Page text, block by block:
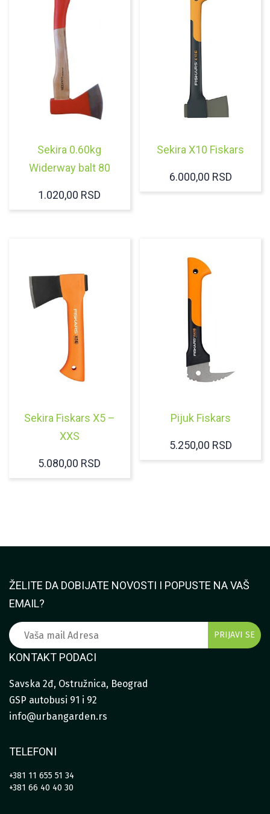
Sekira 0.60kg
Widerway balt 80
1.020,00 RSD
Sekira X10 Fiskars
6.000,00 RSD
Sekira Fiskars X5 –
XXS
5.080,00 RSD
Pijuk Fiskars
5.250,00 RSD
ŽELITE DA DOBIJATE NOVOSTI I POPUSTE NA VAŠ
EMAIL?
KONTAKT PODACI
Savska 2đ, Ostružnica, Beograd
GSP autobusi 91 i 92
info@urbangarden.rs
TELEFONI
+381 11 655 51 34
+381 66 40 40 30